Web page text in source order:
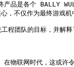
品是各个 BALLY
不仅作为最终游戏机
程团队的目标，并解
物联网时代，这或